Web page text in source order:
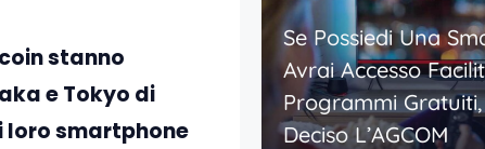
stanno
e Tokyo di
smartphone
Se Possiedi Una
Avrai Accesso
Programmi
Deciso L’AGCOM